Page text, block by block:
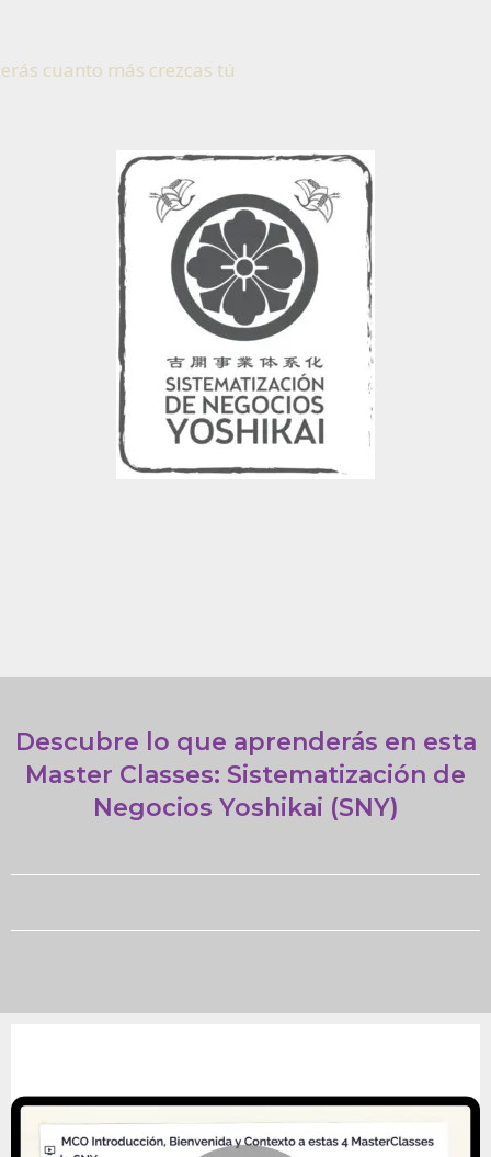
que solo crecerás cuanto más crezcas tú
Descubre lo que aprenderás en esta
Master Classes: Sistematización de
Negocios Yoshikai (SNY)